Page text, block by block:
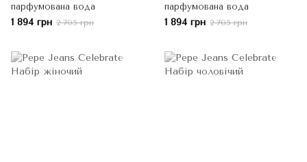
парфумована вода
1 894 грн 2 705 грн
парфумована вода
1 894 грн 2 705 грн